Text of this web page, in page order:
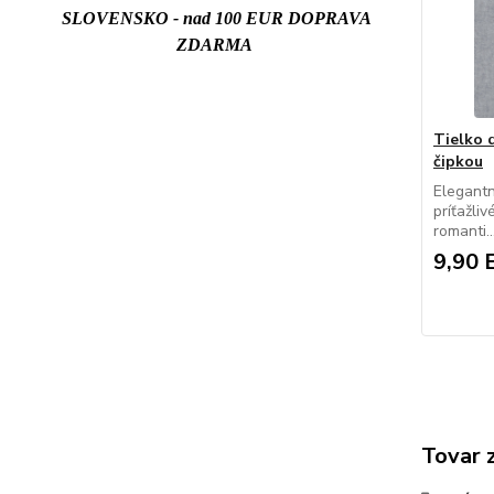
SLOVENSKO - nad 100 EUR DOPRAVA
ZDARMA
Tielko
čipkou
9,90
Tovar